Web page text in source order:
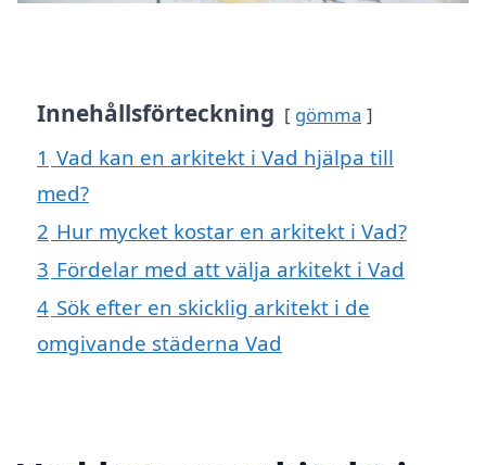
Innehållsförteckning gömma
1 Vad kan en arkitekt i Vad hjälpa till
med?
2 Hur mycket kostar en arkitekt i Vad?
3 Fördelar med att välja arkitekt i Vad
4 Sök efter en skicklig arkitekt i de
omgivande städerna Vad